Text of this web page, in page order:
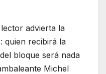
advierta la
quien recibirá la
bloque será nada
Michel